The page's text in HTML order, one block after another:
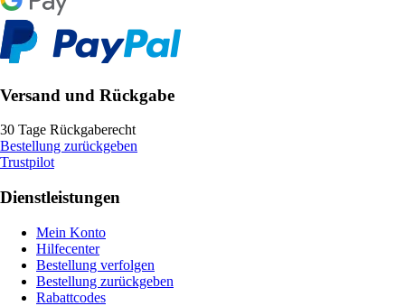
Versand und Rückgabe
30 Tage Rückgaberecht
Bestellung zurückgeben
Trustpilot
Dienstleistungen
Mein Konto
Hilfecenter
Bestellung verfolgen
Bestellung zurückgeben
Rabattcodes